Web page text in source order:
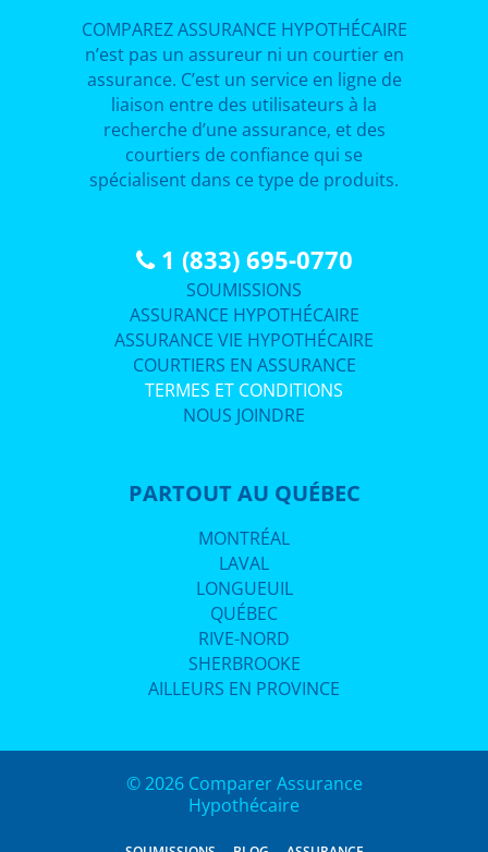
COMPAREZ ASSURANCE HYPOTHÉCAIRE
n’est pas un assureur ni un courtier en
assurance. C’est un service en ligne de
liaison entre des utilisateurs à la
recherche d’une assurance, et des
courtiers de confiance qui se
spécialisent dans ce type de produits.
1 (833) 695-0770
SOUMISSIONS
ASSURANCE HYPOTHÉCAIRE
ASSURANCE VIE HYPOTHÉCAIRE
COURTIERS EN ASSURANCE
TERMES ET CONDITIONS
NOUS JOINDRE
PARTOUT AU QUÉBEC
MONTRÉAL
LAVAL
LONGUEUIL
QUÉBEC
RIVE-NORD
SHERBROOKE
AILLEURS EN PROVINCE
© 2026 Comparer Assurance
Hypothécaire